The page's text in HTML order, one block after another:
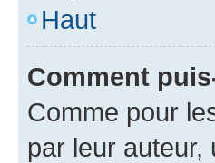
Haut
Comment
Comme pour
par leur auteur,